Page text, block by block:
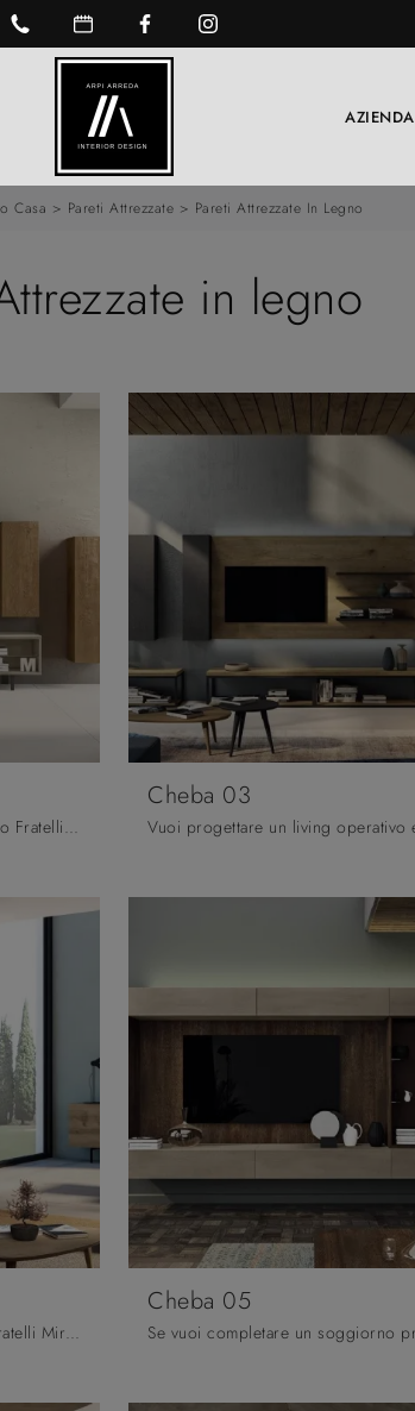
AZIENDA
Casa > Pareti Attrezzate > Pareti Attrezzate In Legno
in legno
Pareti attrezzate e mobili soggiorno Fratelli Mirandola: clicca e scopri il modello Cheba 02 e potrai completare stanze moderne di ogni tipo.
Cheba 03
Pareti attrezzate e mobili giorno Fratelli Mirandola: clicca e scopri il modello Cheba 06 e potrai completare stanze moderne di ogni tipo.
Cheba 05